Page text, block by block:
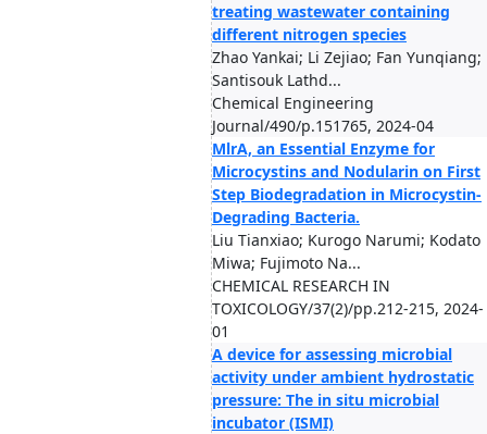
treating wastewater containing
different nitrogen species
Zhao Yankai; Li Zejiao; Fan Yunqiang;
Santisouk Lathd...
Chemical Engineering
Journal/490/p.151765, 2024-04
MlrA, an Essential Enzyme for
Microcystins and Nodularin on First
Step Biodegradation in Microcystin-
Degrading Bacteria.
Liu Tianxiao; Kurogo Narumi; Kodato
Miwa; Fujimoto Na...
CHEMICAL RESEARCH IN
TOXICOLOGY/37(2)/pp.212-215, 2024-
01
A device for assessing microbial
activity under ambient hydrostatic
pressure: The in situ microbial
incubator (ISMI)